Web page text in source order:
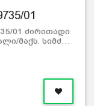
01
01 ძირითადი
მაქს. სიმძ…